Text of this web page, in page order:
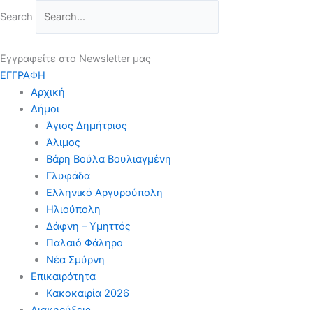
στο
Search
Εγγραφείτε στο Newsletter μας
ΕΓΓΡΑΦΗ
Αρχική
Δήμοι
Άγιος Δημήτριος
Άλιμος
Βάρη Βούλα Βουλιαγμένη
Γλυφάδα
Ελληνικό Αργυρούπολη
Ηλιούπολη
Δάφνη – Υμηττός
Παλαιό Φάληρο
Νέα Σμύρνη
Επικαιρότητα
Κακοκαιρία 2026